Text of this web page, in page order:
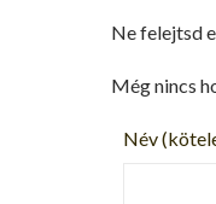
Ne felejtsd
Még nincs
Név